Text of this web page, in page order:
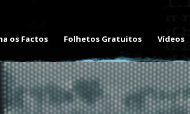
os Factos Folhetos Gratuitos Vídeos